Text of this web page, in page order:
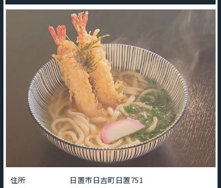
住所 日置市日吉町日置751